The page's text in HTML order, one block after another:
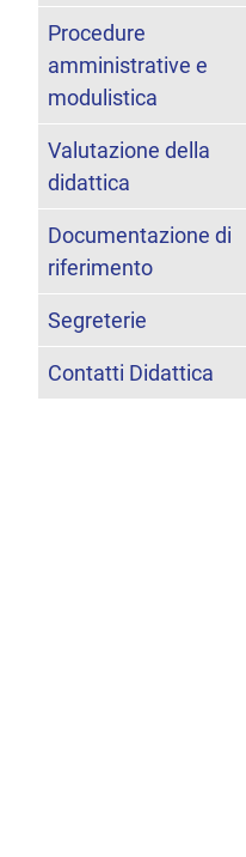
Procedure
amministrative e
modulistica
Valutazione della
didattica
Documentazione di
riferimento
Segreterie
Contatti Didattica